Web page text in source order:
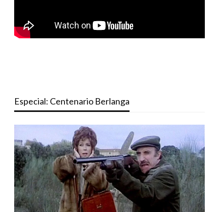
Especial: Centenario Berlanga